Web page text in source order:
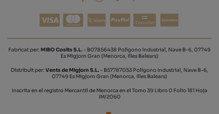
Transfer
Fabricat per: MIBO Cosits S.L. - B07856438 Polígono Industrial, Nave B-6, 07749
Es Migjorn Gran (Menorca, Illes Balears)
Distribuït per: Vents de Migjorn S.L. - B57787053 Polígono Industrial, Nave B-6,
07749 Es Migjorn Gran (Menorca, Illes Balears)
Inscrita en el registro Mercantil de Menorca en el Tomo 39 Libro 0 Folio 181 Hoja
IM/2060